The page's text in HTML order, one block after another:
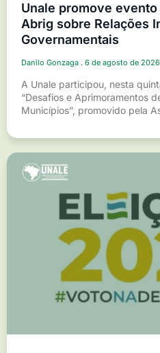
Unale promove
Abrig sobre Relações
Governamentais
Danilo Gonzaga 6 de agosto de 2026
A Unale participou, nesta
“Desafios e Aprimoramentos
Municípios”, promovido pela